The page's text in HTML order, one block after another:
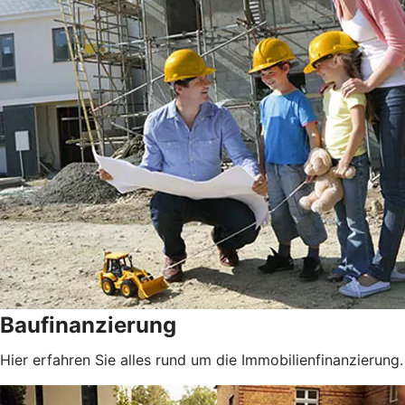
Baufinanzierung
Hier erfahren Sie alles rund um die Immobilienfinanzierung.